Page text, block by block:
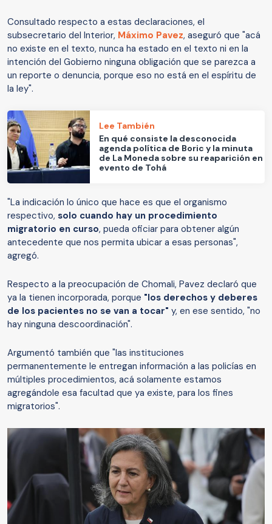
Consultado respecto a estas declaraciones, el
subsecretario del Interior, Máximo Pavez, aseguró que "acá
no existe en el texto, nunca ha estado en el texto ni en la
intención del Gobierno ninguna obligación que se parezca a
un reporte o denuncia, porque eso no está en el espíritu de
la ley".
Lee También
En qué consiste la desconocida
agenda política de Boric y la minuta
de La Moneda sobre su reaparición en
evento de Tohá
"La indicación lo único que hace es que el organismo
respectivo, solo cuando hay un procedimiento
migratorio en curso, pueda oficiar para obtener algún
antecedente que nos permita ubicar a esas personas",
agregó.
Respecto a la preocupación de Chomali, Pavez declaró que
ya la tienen incorporada, porque "los derechos y deberes
de los pacientes no se van a tocar" y, en ese sentido, "no
hay ninguna descoordinación".
Argumentó también que "las instituciones
permanentemente le entregan información a las policías en
múltiples procedimientos, acá solamente estamos
agregándole esa facultad que ya existe, para los fines
migratorios".